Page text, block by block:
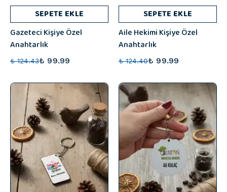
SEPETE EKLE
Gazeteci Kişiye Özel
Anahtarlık
₺ 124.43₺ 99.99
SEPETE EKLE
Aile Hekimi Kişiye Özel
Anahtarlık
₺ 124.40₺ 99.99